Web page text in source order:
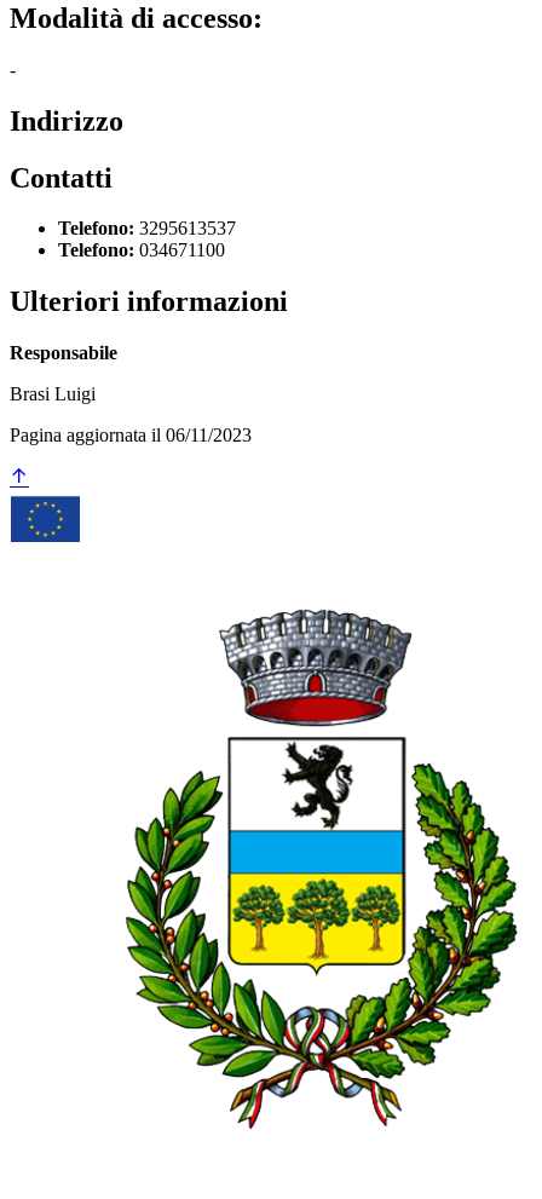
Modalità di accesso:
-
Indirizzo
Contatti
Telefono: 3295613537
Telefono: 034671100
Ulteriori informazioni
Responsabile
Brasi Luigi
Pagina aggiornata il 06/11/2023